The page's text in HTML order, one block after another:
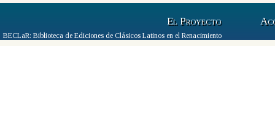
El Proyecto
BECLaR: Biblioteca de Ediciones de Clásicos Latinos en el Renacimiento